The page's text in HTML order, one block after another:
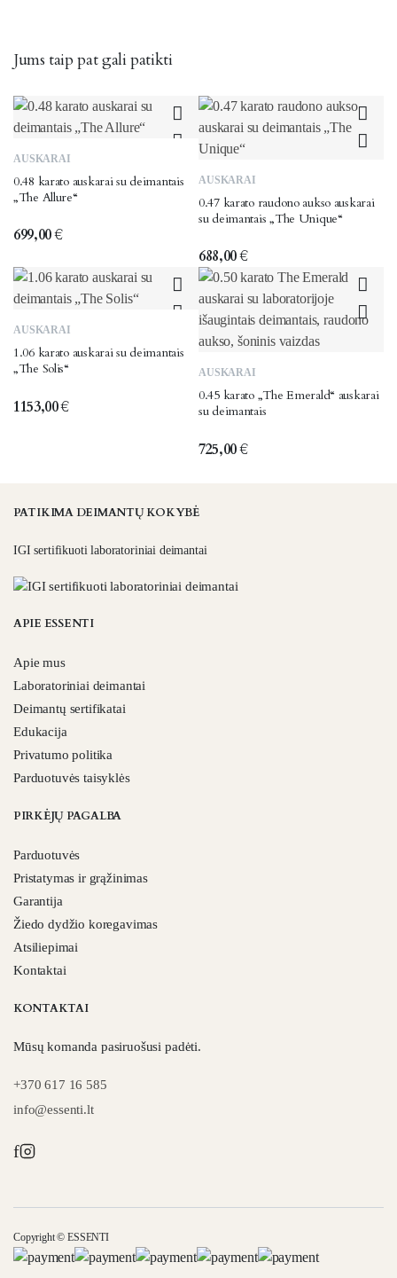
Jums taip pat gali patikti
AUSKARAI
0.48 karato auskarai su deimantais
„The Allure“
699,00€
AUSKARAI
0.47 karato raudono aukso auskarai
su deimantais „The Unique“
688,00€
AUSKARAI
1.06 karato auskarai su deimantais
„The Solis“
1153,00€
AUSKARAI
0.45 karato „The Emerald“ auskarai
su deimantais
725,00€
PATIKIMA DEIMANTŲ KOKYBĖ
IGI sertifikuoti laboratoriniai deimantai
APIE ESSENTI
Apie mus
Laboratoriniai deimantai
Deimantų sertifikatai
Edukacija
Privatumo politika
Parduotuvės taisyklės
PIRKĖJŲ PAGALBA
Parduotuvės
Pristatymas ir grąžinimas
Garantija
Žiedo dydžio koregavimas
Atsiliepimai
Kontaktai
KONTAKTAI
Mūsų komanda pasiruošusi padėti.
+370 617 16 585
info@essenti.lt
f
Copyright © ESSENTI